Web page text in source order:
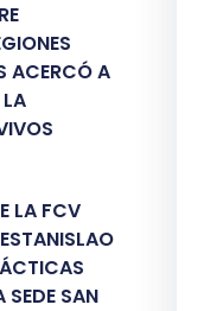
ACERCÓ A
LA FCV
SEDE SAN